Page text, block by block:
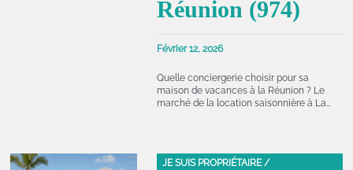
Réunion (974)
Février 12, 2026
Quelle conciergerie choisir pour sa
maison de vacances à la Réunion ? Le
marché de la location saisonnière à La…
JE SUIS PROPRIÉTAIRE /